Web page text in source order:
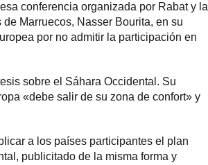
conferencia organizada por Rabat y la
Marruecos, Nasser Bourita, en su
por no admitir la participación en
sobre el Sáhara Occidental. Su
«debe salir de su zona de confort» y
a los países participantes el plan
publicitado de la misma forma y